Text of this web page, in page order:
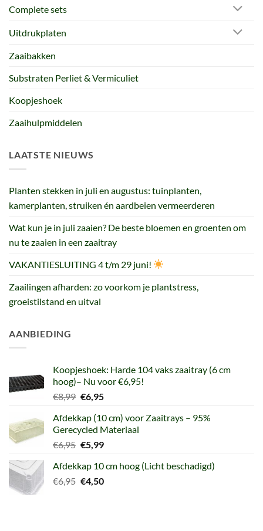
Complete sets
Uitdrukplaten
Zaaibakken
Substraten Perliet & Vermiculiet
Koopjeshoek
Zaaihulpmiddelen
LAATSTE NIEUWS
Planten stekken in juli en augustus: tuinplanten,
kamerplanten, struiken én aardbeien vermeerderen
Wat kun je in juli zaaien? De beste bloemen en groenten om
nu te zaaien in een zaaitray
VAKANTIESLUITING 4 t/m 29 juni!
Zaailingen afharden: zo voorkom je plantstress,
groeistilstand en uitval
AANBIEDING
Koopjeshoek: Harde 104 vaks zaaitray (6 cm
hoog)– Nu voor €6,95!
€8,99 Oorspronkelijke
was:
€8,99.
€6,95Huidige
is:
€6,95.
Afdekkap (10 cm) voor Zaaitrays – 95%
Gerecycled Materiaal
€6,95 Oorspronkelijke
was:
€6,95.
€5,99Huidige
is:
€5,99.
Afdekkap 10 cm hoog (Licht beschadigd)
€6,95 Oorspronkelijke
€4,50Huidige